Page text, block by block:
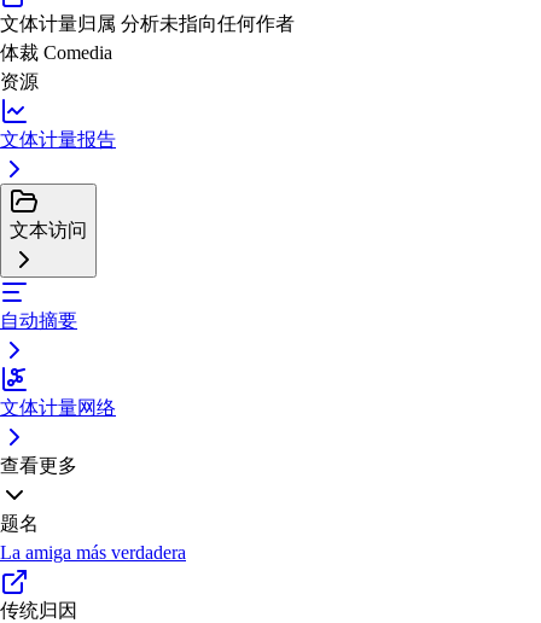
文体计量归属 分析未指向任何作者
体裁 Comedia
资源
文体计量报告
文本访问
自动摘要
文体计量网络
查看更多
题名
La amiga más verdadera
传统归因